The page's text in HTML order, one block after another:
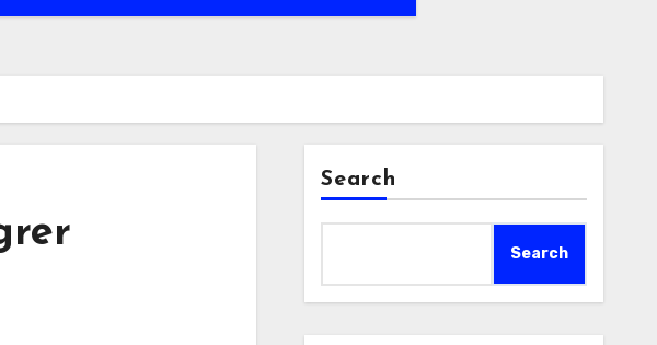
Search
Search